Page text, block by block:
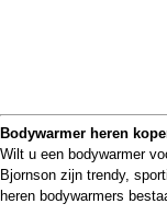
Bodywarmer heren
Wilt u een bodywarmer
Bjornson zijn trendy,
heren bodywarmers